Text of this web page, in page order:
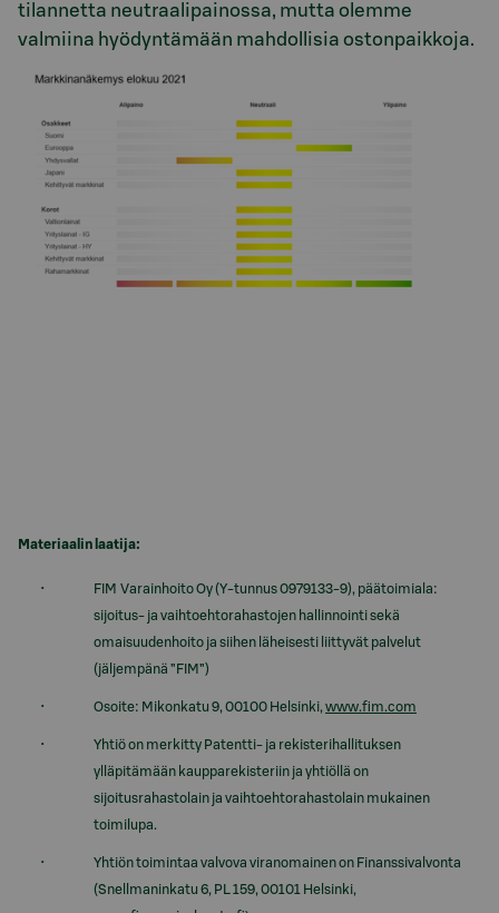
tilannetta neutraalipainossa, mutta olemme
valmiina hyödyntämään mahdollisia ostonpaikkoja.
Materiaalin laatija:
FIM Varainhoito Oy (Y-tunnus 0979133-9), päätoimiala:
sijoitus- ja vaihtoehtorahastojen hallinnointi sekä
omaisuudenhoito ja siihen läheisesti liittyvät palvelut
(jäljempänä ”FIM”)
Osoite: Mikonkatu 9, 00100 Helsinki, www.fim.com
Yhtiö on merkitty Patentti- ja rekisterihallituksen
ylläpitämään kaupparekisteriin ja yhtiöllä on
sijoitusrahastolain ja vaihtoehtorahastolain mukainen
toimilupa.
Yhtiön toimintaa valvova viranomainen on Finanssivalvonta
(Snellmaninkatu 6, PL 159, 00101 Helsinki,